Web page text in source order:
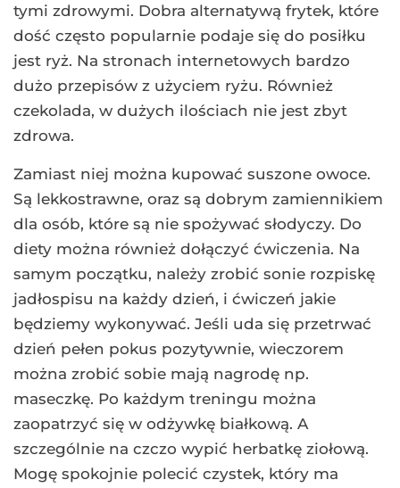
tymi zdrowymi. Dobra alternatywą frytek, które
dość często popularnie podaje się do posiłku
jest ryż. Na stronach internetowych bardzo
dużo przepisów z użyciem ryżu. Również
czekolada, w dużych ilościach nie jest zbyt
zdrowa.
Zamiast niej można kupować suszone owoce.
Są lekkostrawne, oraz są dobrym zamiennikiem
dla osób, które są nie spożywać słodyczy. Do
diety można również dołączyć ćwiczenia. Na
samym początku, należy zrobić sonie rozpiskę
jadłospisu na każdy dzień, i ćwiczeń jakie
będziemy wykonywać. Jeśli uda się przetrwać
dzień pełen pokus pozytywnie, wieczorem
można zrobić sobie mają nagrodę np.
maseczkę. Po każdym treningu można
zaopatrzyć się w odżywkę białkową. A
szczególnie na czczo wypić herbatkę ziołową.
Mogę spokojnie polecić czystek, który ma